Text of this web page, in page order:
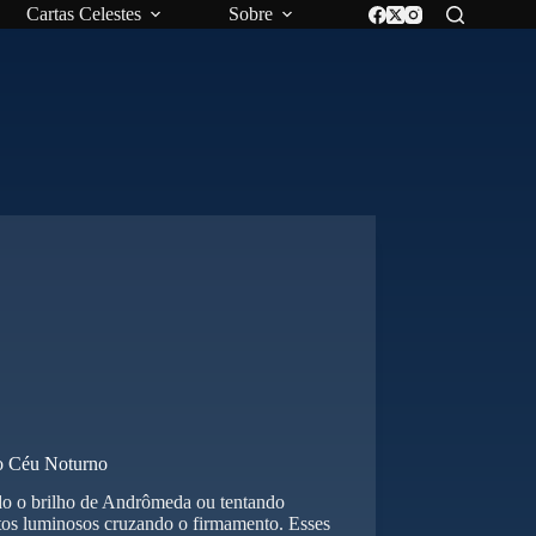
Cartas Celestes Sobre
Céu Noturno
o brilho de Andrômeda ou tentando
luminosos cruzando o firmamento. Esses